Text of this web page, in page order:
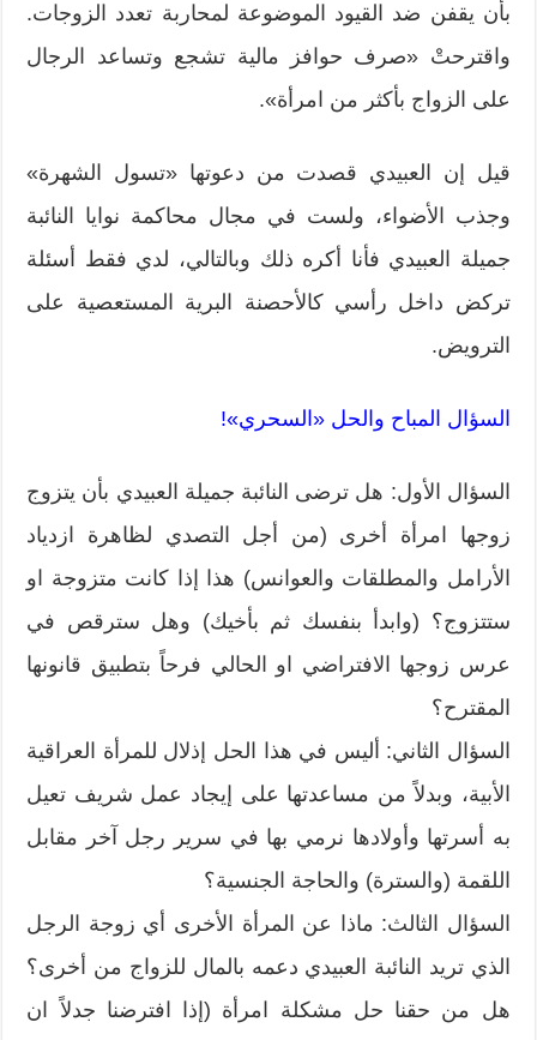
بأن يقفن ضد القيود الموضوعة لمحاربة تعدد الزوجات.
واقترحتْ «صرف حوافز مالية تشجع وتساعد الرجال
على الزواج بأكثر من امرأة».
قيل إن العبيدي قصدت من دعوتها «تسول الشهرة»
وجذب الأضواء، ولست في مجال محاكمة نوايا النائبة
جميلة العبيدي فأنا أكره ذلك وبالتالي، لدي فقط أسئلة
تركض داخل رأسي كالأحصنة البرية المستعصية على
الترويض.
السؤال المباح والحل «السحري»!
السؤال الأول: هل ترضى النائبة جميلة العبيدي بأن يتزوج
زوجها امرأة أخرى (من أجل التصدي لظاهرة ازدياد
الأرامل والمطلقات والعوانس) هذا إذا كانت متزوجة او
ستتزوج؟ (وابدأ بنفسك ثم بأخيك) وهل سترقص في
عرس زوجها الافتراضي او الحالي فرحاً بتطبيق قانونها
المقترح؟
السؤال الثاني: أليس في هذا الحل إذلال للمرأة العراقية
الأبية، وبدلاً من مساعدتها على إيجاد عمل شريف تعيل
به أسرتها وأولادها نرمي بها في سرير رجل آخر مقابل
اللقمة (والسترة) والحاجة الجنسية؟
السؤال الثالث: ماذا عن المرأة الأخرى أي زوجة الرجل
الذي تريد النائبة العبيدي دعمه بالمال للزواج من أخرى؟
هل من حقنا حل مشكلة امرأة (إذا افترضنا جدلاً ان